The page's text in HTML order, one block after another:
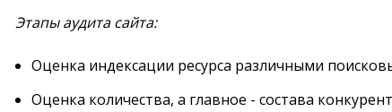
Этапы аудита сайта:
Оценка индексации ресурса различными
Оценка количества, а главное - состава